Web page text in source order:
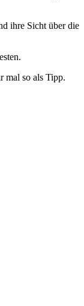
ihre Sicht über die
mal so als Tipp.